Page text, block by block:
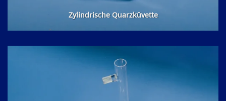
Zylindrische Quarzküvette